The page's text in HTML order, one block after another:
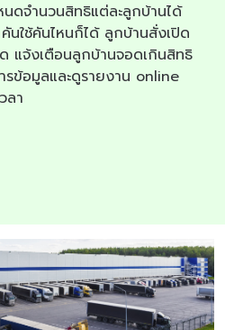
ดจำนวนสิทธิแต่ละลูกบ้านได้
นใช้คันไหนก็ได้ ลูกบ้านสั่งเปิด
แจ้งเตือนลูกบ้านจอดเกินสิทธิ
รข้อมูลและดูรายงาน online
ลา